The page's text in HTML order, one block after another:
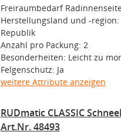
Freiraumbedarf
Herstellungsland und -region:
Republik
Anzahl pro Packung: 2
Besonderheiten: Leicht zu
Felgenschutz: Ja
weitere Attribute anzeigen
RUDmatic CLASSIC
Art.Nr. 48493